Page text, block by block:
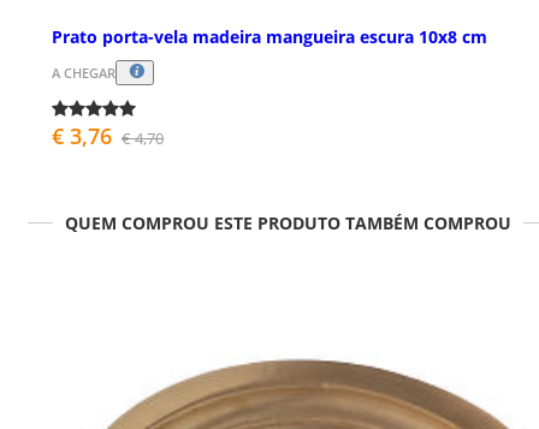
Prato porta-vela madeira mangueira escura 10x8 cm
A CHEGAR
€ 3,76 € 4,70
QUEM COMPROU ESTE PRODUTO TAMBÉM COMPROU